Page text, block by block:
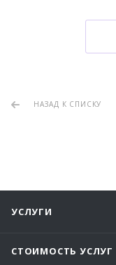
НАЗАД К СПИСКУ
УСЛУГИ
СТОИМОСТЬ УСЛУГ